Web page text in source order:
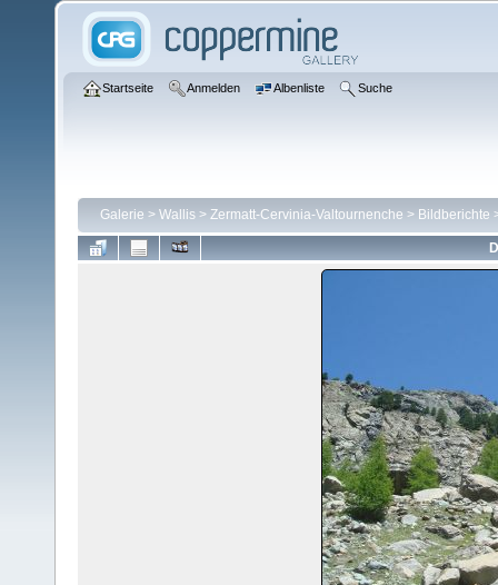
Startseite Anmelden Albenliste Suche
Galerie > Wallis > Zermatt-Cervinia-Valtournenche > Bildberichte